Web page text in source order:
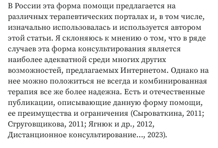
В России эта форма помощи предлагается на
различных терапевтических порталах и, в том числе,
изначально использовалась и используется автором
этой статьи. Я склоняюсь к мнению о том, что в ряде
случаев эта форма консультирования является
наиболее адекватной среди многих других
возможностей, предлагаемых Интернетом. Однако на
нее можно положиться не всегда и комбинированная
терапия все же более надежна. Есть и отечественные
публикации, описывающие данную форму помощи,
ее преимущества и ограничения (Сыроваткина, 2011;
Струговщикова, 2011; Ягнюк и др., 2012,
Дистанционное консультирование…, 2023).